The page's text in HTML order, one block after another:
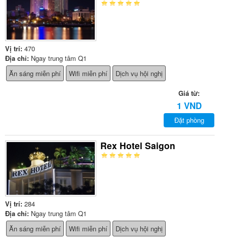
Vị trí: 470
Địa chỉ: Ngay trung tâm Q1
Ăn sáng miễn phí
Wifi miễn phí Dịch vụ hội nghị
Giá từ:
1 VND
Đặt phòng
Rex Hotel Saigon
Vị trí: 284
Địa chỉ: Ngay trung tâm Q1
Ăn sáng miễn phí
Wifi miễn phí Dịch vụ hội nghị